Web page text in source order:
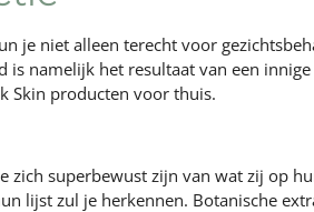
je niet alleen terecht voor
is namelijk het resultaat van een
Skin producten voor thuis.
zich superbewust zijn van wat zij op
lijst zul je herkennen. Botanische